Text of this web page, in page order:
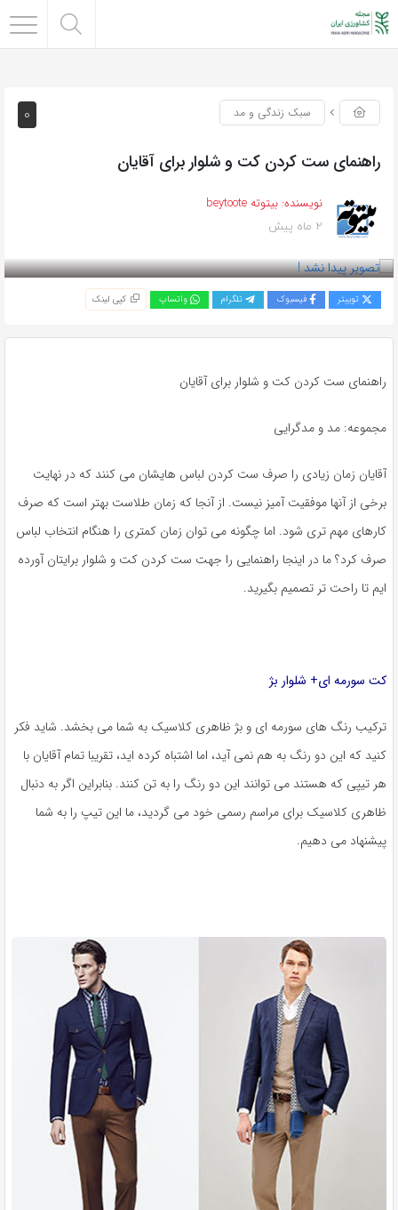
0 سبک زندگی و مد
راهنمای ست کردن کت و شلوار برای آقایان
نویسنده: بیتوته beytoote
2 ماه پیش
توییتر فیسبوک تلگرام واتساپ کپی لینک
راهنمای ست کردن کت و شلوار برای آقایان
مجموعه: مد و مدگرایی
آقایان زمان زیادی را صرف ست کردن لباس هایشان می کنند که در نهایت
برخی از آنها موفقیت آمیز نیست. از آنجا که زمان طلاست بهتر است که صرف
کارهای مهم تری شود. اما چگونه می توان زمان کمتری را هنگام انتخاب لباس
صرف کرد؟ ما در اینجا راهنمایی را جهت ست کردن کت و شلوار برایتان آورده
ایم تا راحت تر تصمیم بگیرید.
کت سورمه ای+ شلوار بژ
ترکیب رنگ های سورمه ای و بژ ظاهری کلاسیک به شما می بخشد. شاید فکر
کنید که این دو رنگ به هم نمی آید، اما اشتباه کرده اید، تقریبا تمام آقایان با
هر تیپی که هستند می توانند این دو رنگ را به تن کنند. بنابراین اگر به دنبال
ظاهری کلاسیک برای مراسم رسمی خود می گردید، ما این تیپ را به شما
پیشنهاد می دهیم.